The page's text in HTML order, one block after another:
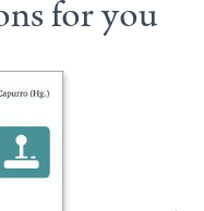
for you